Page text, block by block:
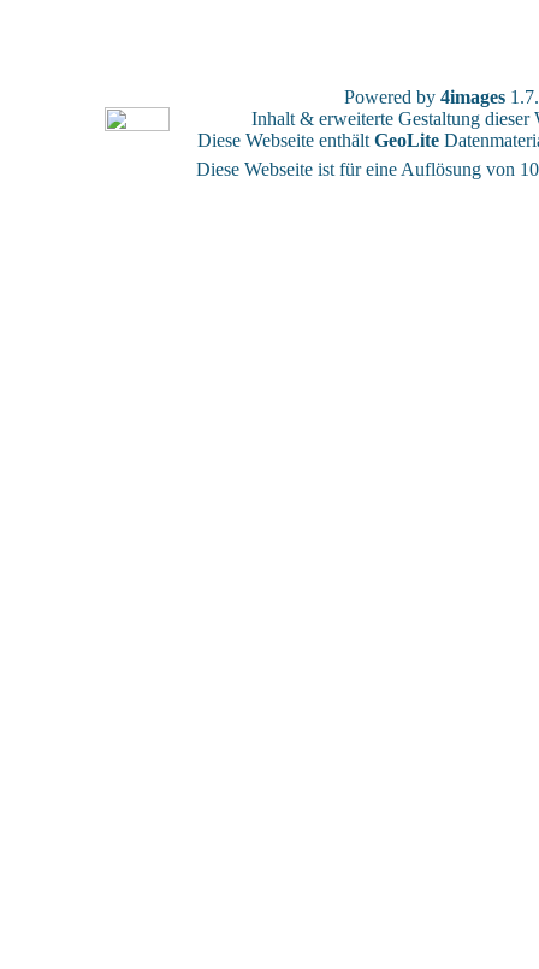
Powered by 4images
Inhalt & erweiterte Gestaltung
Diese Webseite enthält GeoLite
Diese Webseite ist für eine Auflösung von